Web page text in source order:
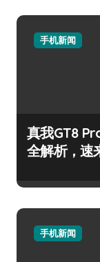
手机新闻
真我GT8
全解析，速
手机新闻